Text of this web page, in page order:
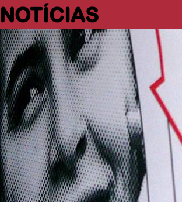
NOTÍCIAS